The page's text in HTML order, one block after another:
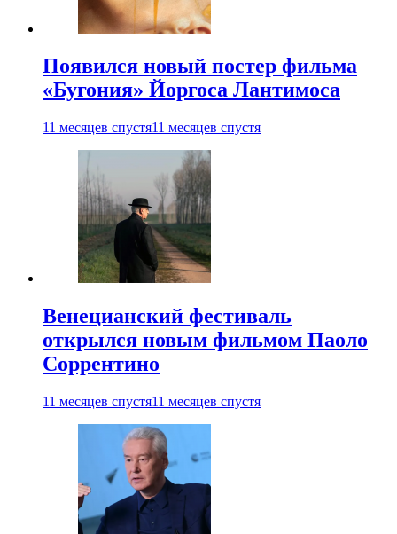
Появился новый постер фильма
«Бугония» Йоргоса Лантимоса
11 месяцев спустя11 месяцев спустя
Венецианский фестиваль
открылся новым фильмом Паоло
Соррентино
11 месяцев спустя11 месяцев спустя